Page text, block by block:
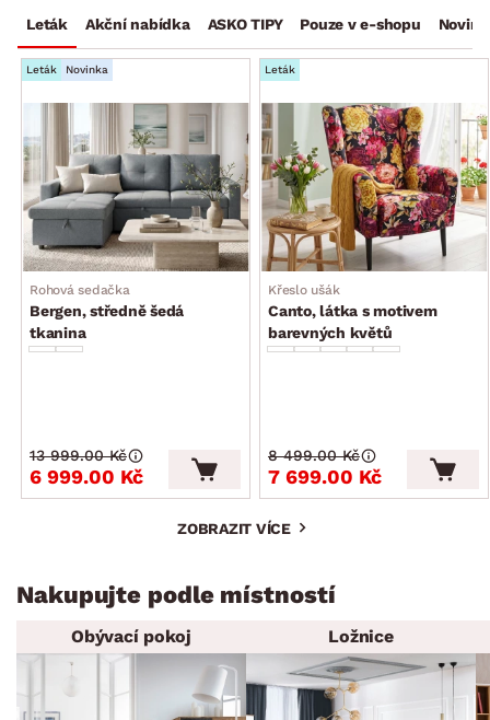
Leták Akční nabídka ASKO TIPY Pouze v e-shopu
Leták Novinka
Rohová sedačka
Bergen, středně šedá
tkanina
6 999.00 Kč
13 999.00 Kč
Leták
Křeslo ušák
Canto, látka s motivem
barevných květů
7 699.00 Kč
8 499.00 Kč
ZOBRAZIT VÍCE
Nakupujte podle místností
Obývací pokoj Ložnice